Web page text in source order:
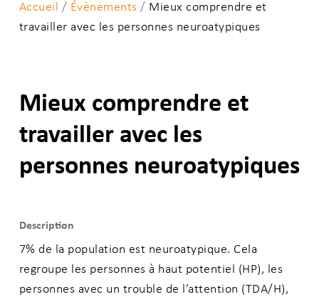
Accueil / Évènements / Mieux comprendre et
travailler avec les personnes neuroatypiques
Mieux comprendre et
travailler avec les
personnes neuroatypiques
Description
7% de la population est neuroatypique. Cela
regroupe les personnes à haut potentiel (HP), les
personnes avec un trouble de l’attention (TDA/H),